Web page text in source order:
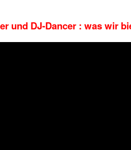
und DJ-Dancer : was wir